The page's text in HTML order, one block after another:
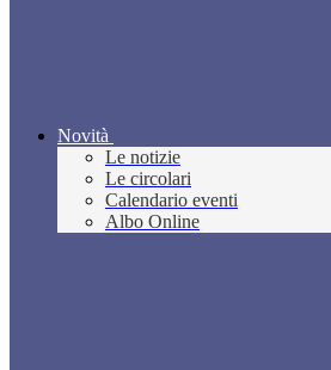
Novità
Le notizie
Le circolari
Calendario eventi
Albo Online